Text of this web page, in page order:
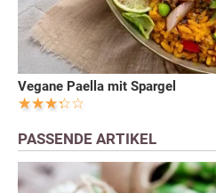
Vegane Paella mit Spargel
PASSENDE ARTIKEL